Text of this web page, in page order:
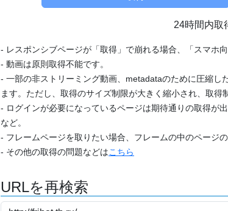
24時間内取
- レスポンシブページが「取得」で崩れる場合、「スマホ
- 動画は原則取得不能です。
- 一部の非ストリーミング動画、metadataのために圧縮
ます。ただし、取得のサイズ制限が大きく縮小され、取得
- ログインが必要になっているページは期待通りの取得が
など。
- フレームページを取りたい場合、フレームの中のページ
- その他の取得の問題などはこちら
URLを再検索